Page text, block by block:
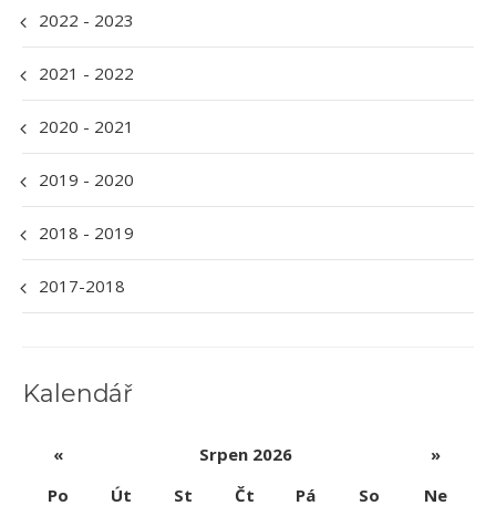
2022 - 2023
2021 - 2022
2020 - 2021
2019 - 2020
2018 - 2019
2017-2018
Kalendář
« Srpen 2026
»
Po
Út St Čt Pá So
Ne